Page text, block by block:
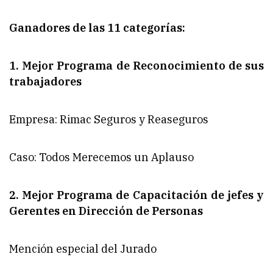
Ganadores de las 11 categorías:
1. Mejor Programa de Reconocimiento de sus
trabajadores
Empresa: Rimac Seguros y Reaseguros
Caso: Todos Merecemos un Aplauso
2. Mejor Programa de Capacitación de jefes y
Gerentes en Dirección de Personas
Mención especial del Jurado